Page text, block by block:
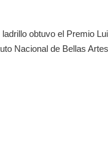
obtuvo el Premio
Nacional de Bellas